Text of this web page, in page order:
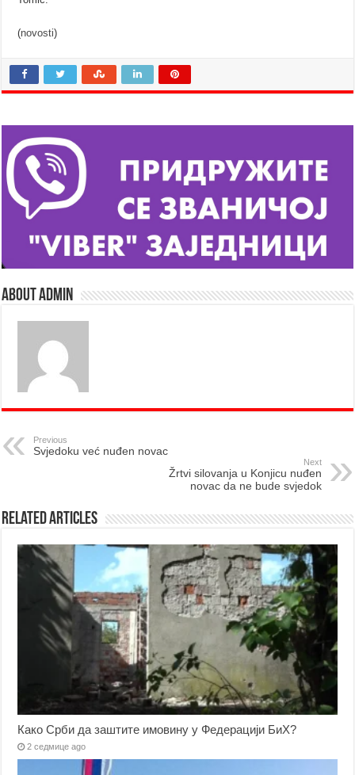
(novosti)
About admin
Previous
Svjedoku već nuđen novac
Next
Žrtvi silovanja u Konjicu nuđen
novac da ne bude svjedok
Related Articles
Како Срби да заштите имовину у Федерацији БиХ?
2 седмице ago